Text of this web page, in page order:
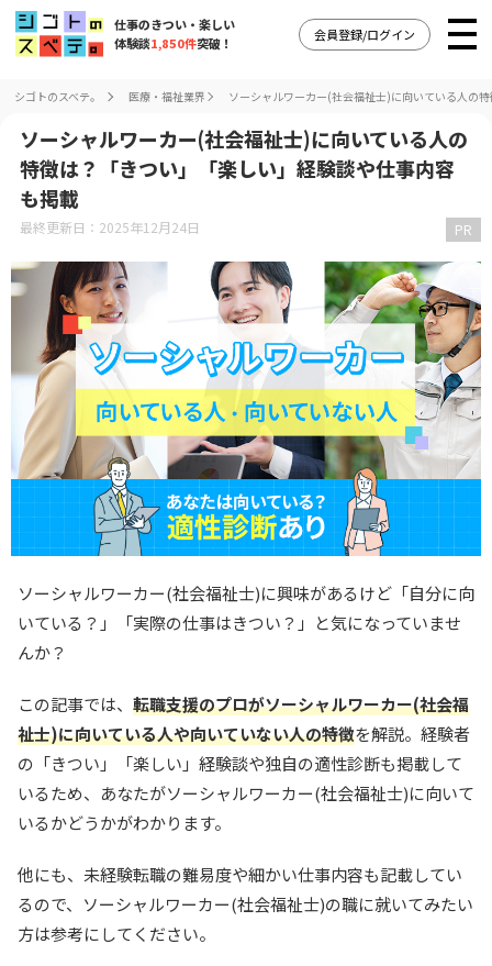
仕事のきつい・楽しい
体験談1,850件突破！
会員登録/ログイン
シゴトのスベテ。 医療・福祉業界 ソーシャルワーカー(社会福祉士)に向いている人の
ソーシャルワーカー(社会福祉士)に向いている人の
特徴は？「きつい」「楽しい」経験談や仕事内容
も掲載
最終更新日：2025年12月24日 PR
ソーシャルワーカー(社会福祉士)に興味があるけど「自分に向
いている？」「実際の仕事はきつい？」と気になっていませ
んか？
この記事では、 転職支援のプロがソーシャルワーカー(社会福
祉士)に向いている人や向いていない人の特徴を解説。経験者
の「きつい」「楽しい」経験談や独自の適性診断も掲載して
いるため、あなたがソーシャルワーカー(社会福祉士)に向いて
いるかどうかがわかります。
他にも、未経験転職の難易度や細かい仕事内容も記載してい
るので、ソーシャルワーカー(社会福祉士)の職に就いてみたい
方は参考にしてください。